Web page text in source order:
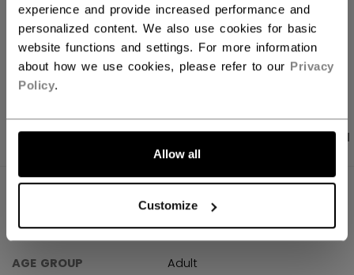
experience and provide increased performance and
personalized content. We also use cookies for basic
website functions and settings. For more information
about how we use cookies, please refer to our Privacy
Policy.
Allow all
Customize
LINKS ZUM
PRODUKTFOTOS ANGABEN BEWERTUNGEN
ID
TSS62A-AD
AGE GROUP
Adult